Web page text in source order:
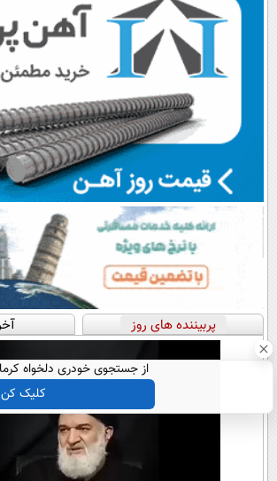
پربیننده های روز
از جستجوی خودری دلخواه
ساده، بی واسطه
کلیک